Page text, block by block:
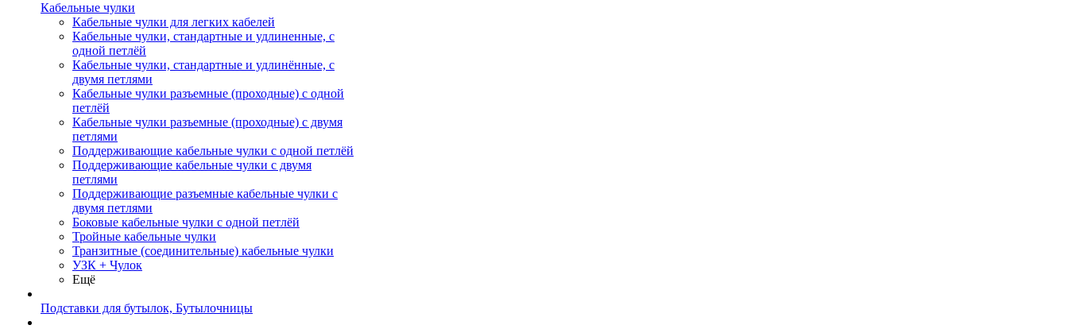
Кабельные чулки
Кабельные чулки для легких кабелей
Кабельные чулки, стандартные и удлиненные, с
одной петлёй
Кабельные чулки, стандартные и удлинённые, с
двумя петлями
Кабельные чулки разъемные (проходные) с одной
петлёй
Кабельные чулки разъемные (проходные) с двумя
петлями
Поддерживающие кабельные чулки с одной петлёй
Поддерживающие кабельные чулки с двумя
петлями
Поддерживающие разъемные кабельные чулки с
двумя петлями
Боковые кабельные чулки с одной петлёй
Тройные кабельные чулки
Транзитные (соединительные) кабельные чулки
УЗК + Чулок
Ещё
Подставки для бутылок, Бутылочницы